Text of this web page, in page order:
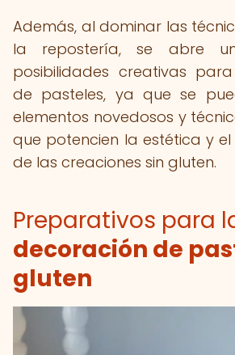
Además, al dominar las
la repostería, se abre
posibilidades creativas
de pasteles, ya que se
elementos novedosos y
que potencien la estética y
de las creaciones sin gluten.
Preparativos para
decoración de
gluten